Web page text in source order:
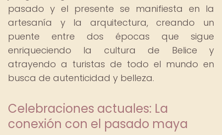
pasado y el presente se manifiesta en la
artesanía y la arquitectura, creando un
puente entre dos épocas que sigue
enriqueciendo la cultura de Belice y
atrayendo a turistas de todo el mundo en
busca de autenticidad y belleza.
Celebraciones actuales: La
conexión con el pasado maya